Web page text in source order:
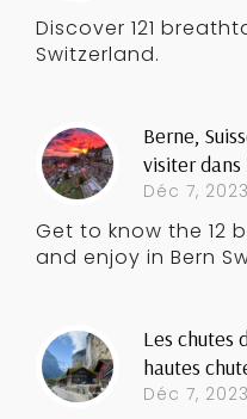
Discover 121
Switzerland.
Berne,
visiter dans
Déc 7, 2023
Get to know the 12
and enjoy in Bern
Les chutes
hautes
Déc 7, 2023